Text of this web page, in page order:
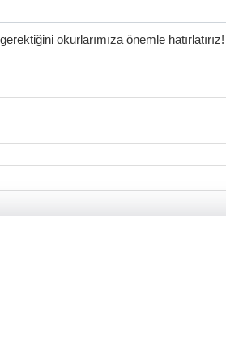
okurlarımıza önemle hatırlatırız!